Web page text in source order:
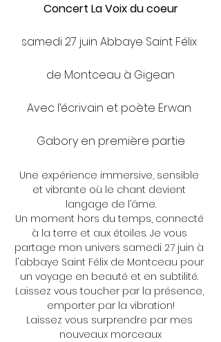
Concert La Voix du coeur
samedi 27 juin Abbaye Saint Félix
de Montceau à Gigean
Avec l’écrivain et poète Erwan
Gabory en première partie
Une expérience immersive, sensible
et vibrante où le chant devient
langage de l’âme.
Un moment hors du temps, connecté
à la terre et aux étoiles. Je vous
partage mon univers samedi 27 juin à
l'abbaye Saint Félix de Montceau pour
un voyage en beauté et en subtilité.
Laissez vous toucher par la présence,
emporter par la vibration!
Laissez vous surprendre par mes
nouveaux morceaux